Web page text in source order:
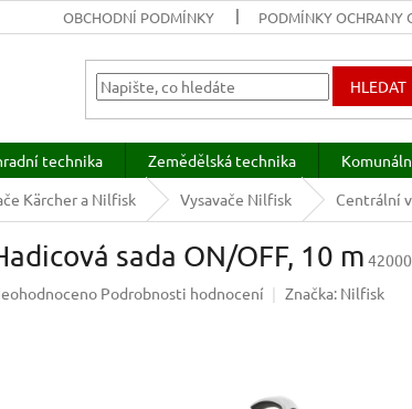
OBCHODNÍ PODMÍNKY PODMÍNKY OCHRANY
HLEDAT
technika Zemědělská technika
Kärcher a Nilfisk Vysavače Nilfisk Centrální
sada ON/OFF, 10 m
Podrobnosti hodnocení Značka: Nilfisk